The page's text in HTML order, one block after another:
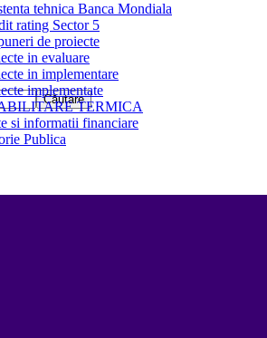
tehnica Banca Mondiala
rating Sector 5
de proiecte
in evaluare
in implementare
implementate
TERMICA
si informatii financiare
Publica